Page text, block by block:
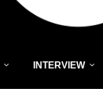
INTERVIEW